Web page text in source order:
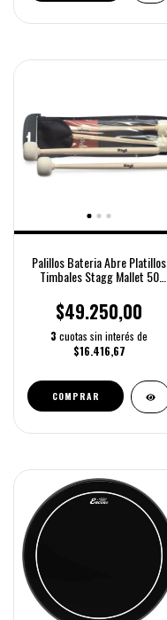
Palillos Bateria Abre Platillos
Timbales Stagg Mallet 50
$49.250,00
3 cuotas sin interés de
$16.416,67
COMPRAR